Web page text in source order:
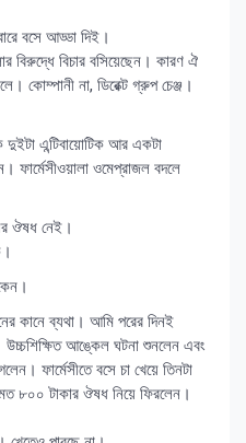
বসে আড্ডা দিই।
বিরুদ্ধে বিচার বসিয়েছেন। কারণ ঐ
কোম্পানী না, ডিরেক্ট গ্রুপ চেঞ্জ।
এন্টিবায়োটিক আর একটা
ওমেপ্রাজল বদলে
ঔষধ নেই।
কানে ব্যথা। আমি পরের দিনই
উচ্চশিক্ষিত আঙ্কেল ঘটনা শুনলেন এবং
ফার্মেসীতে বসে চা খেয়ে তিনটা
৮০০ টাকার ঔষধ নিয়ে ফিরলেন।